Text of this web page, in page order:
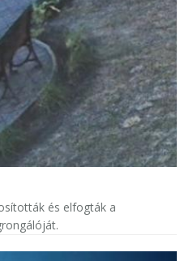
és elfogták a